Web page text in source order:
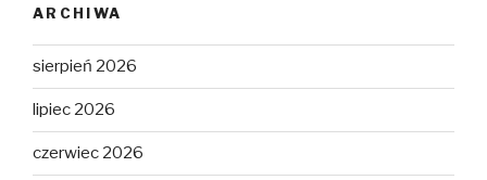
ARCHIWA
sierpień 2026
lipiec 2026
czerwiec 2026